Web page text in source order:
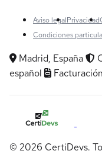
Aviso legalPrivacidad
Condiciones
Madrid, España
español
© 2026 CertiDevs.